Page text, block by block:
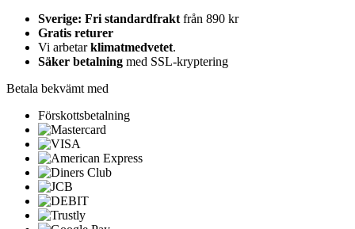
Sverige: Fri standardfrakt från 890 kr
Gratis returer
Vi arbetarklimatmedvetet.
Säker betalning med SSL-kryptering
Betala bekvämt med
Förskottsbetalning